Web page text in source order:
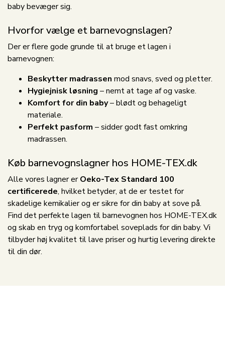
baby bevæger sig.
Hvorfor vælge et barnevognslagen?
Der er flere gode grunde til at bruge et lagen i
barnevognen:
Beskytter madrassen mod snavs, sved og pletter.
Hygiejnisk løsning – nemt at tage af og vaske.
Komfort for din baby– blødt og behageligt
materiale.
Perfekt pasform – sidder godt fast omkring
madrassen.
Køb barnevognslagner hos HOME-TEX.dk
Alle vores lagner erOeko-Tex Standard 100
certificerede, hvilket betyder, at de er testet for
skadelige kemikalier og er sikre for din baby at sove på.
Find det perfekte lagen til barnevognen hos HOME-TEX.dk
og skab en tryg og komfortabel soveplads for din baby. Vi
tilbyder høj kvalitet til lave priser og hurtig levering direkte
til din dør.